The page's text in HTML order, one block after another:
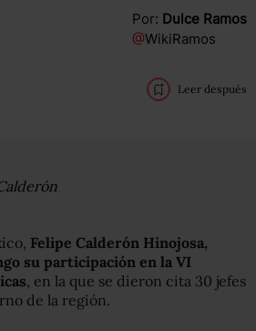
Por: Dulce Ramos
@WikiRamos
Leer después
Felipe Calderón Hinojosa,
su participación en la VI
, en la que se dieron cita 30 jefes
de la región.